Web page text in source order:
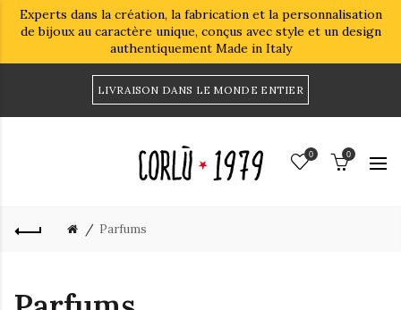
Experts dans la création, la fabrication et la personnalisation
de bijoux au caractère unique, conçus avec style et un design
authentiquement Made in Italy
LIVRAISON DANS LE MONDE ENTIER
0 0
Parfums